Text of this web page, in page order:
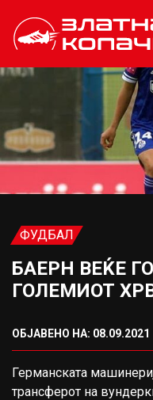
ФУДБАЛ
БАЕРН ВЕЌЕ
ГОЛЕМИОТ
ОБЈАВЕНО НА: 08.09.2021
Германската
трансферот на